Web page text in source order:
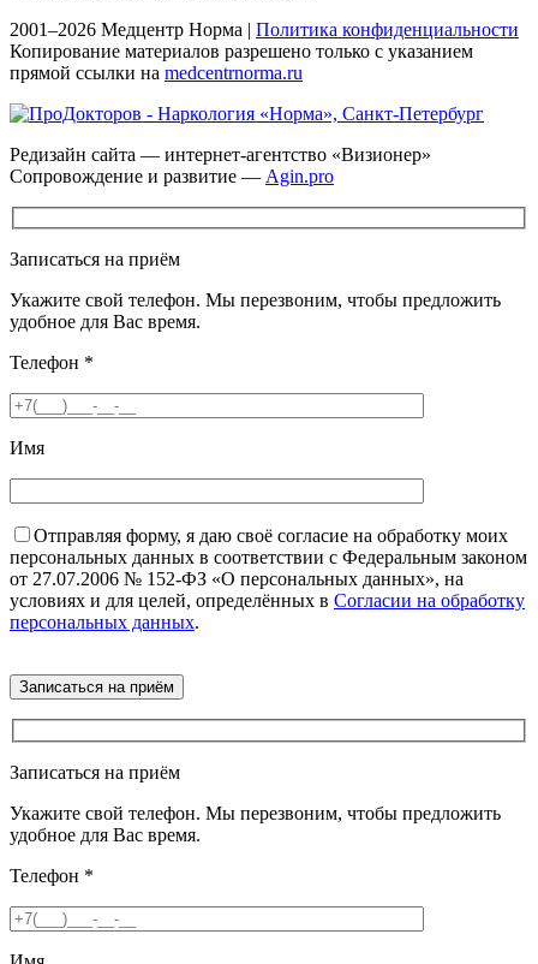
2001–2026 Медцентр Норма | Политика конфиденциальности
Копирование материалов разрешено только с указанием
прямой ссылки на medcentrnorma.ru
Редизайн сайта — интернет-агентство «Визионер»
Сопровождение и развитие — Agin.pro
Записаться на приём
Укажите свой телефон. Мы перезвоним, чтобы предложить
удобное для Вас время.
Телефон *
Имя
Отправляя форму, я даю своё согласие на обработку моих
персональных данных в соответствии с Федеральным законом
от 27.07.2006 № 152-ФЗ «О персональных данных», на
условиях и для целей, определённых в Согласии на обработку
персональных данных.
Записаться на приём
Укажите свой телефон. Мы перезвоним, чтобы предложить
удобное для Вас время.
Телефон *